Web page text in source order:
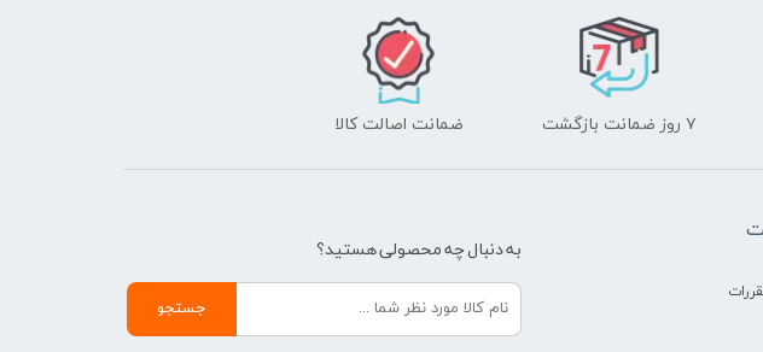
۷ روز ضمانت بازگشت ضمانت اصالت کالا
به دنبال چه محصولی هستید؟
جستجو